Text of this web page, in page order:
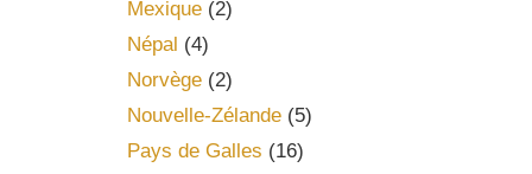
Mexique(2)
Népal (4)
Norvège(2)
Nouvelle-Zélande(5)
Pays de Galles (16)